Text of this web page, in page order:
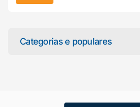
Categorias e populares
Atendimento ao Cliente
online agora